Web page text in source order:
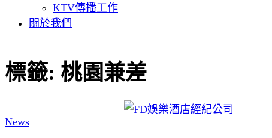
KTV傳播工作
關於我們
標籤: 桃園兼差
News